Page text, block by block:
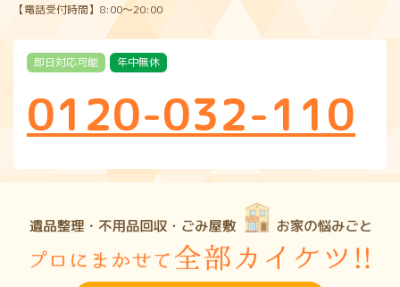
【電話受付時間】8:00〜20:00
即日対応可能 年中無休
0120-032-110